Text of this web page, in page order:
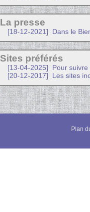
La presse
[18-12-2021] Dans le
Sites préférés
[13-04-2025]
Pour suivre
[20-12-2017]
Les sites
Plan